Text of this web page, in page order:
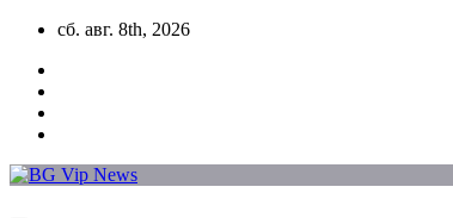
Skip
content
сб. авг. 8th, 2026